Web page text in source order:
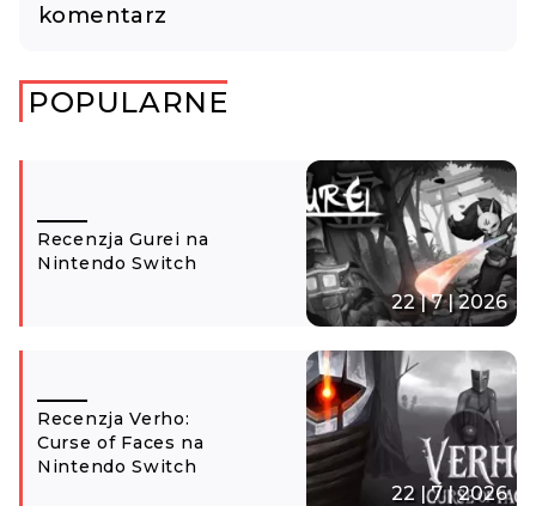
komentarz
POPULARNE
Recenzja Gurei na
Nintendo Switch
22 | 7 | 2026
Recenzja Verho:
Curse of Faces na
Nintendo Switch
22 | 7 | 2026